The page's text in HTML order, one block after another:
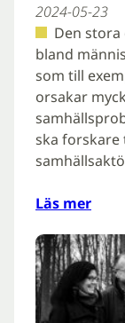
2024-05-23
Den
bland
som till
orsakar
ska forskare
Läs mer